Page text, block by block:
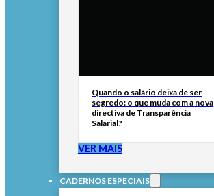
Quando o salário deixa de ser
segredo: o que muda com a nova
directiva de Transparência
Salarial?
VER MAIS
CADERNOS ESPECIAIS